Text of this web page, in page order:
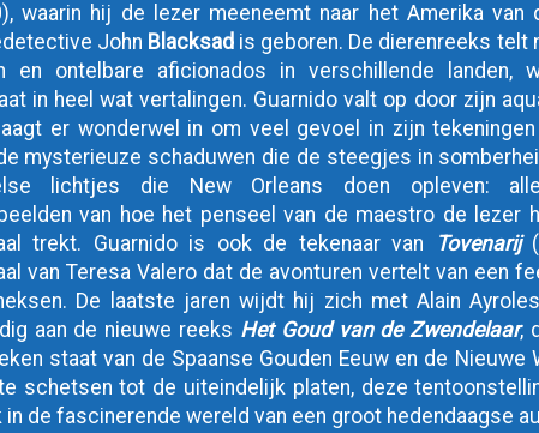
waarin hij de lezer meeneemt naar het Amerika van
John Blacksad is geboren. De dierenreeks telt
en ontelbare aficionados in verschillende landen,
in heel wat vertalingen. Guarnido valt op door zijn
er wonderwel in om veel gevoel in zijn
mysterieuze schaduwen die de steegjes in
lichtjes die New Orleans doen opleven:
van hoe het penseel van de maestro de lezer
trekt. Guarnido is ook de tekenaar van
Tovenarij
van Teresa Valero dat de avonturen vertelt van een
De laatste jaren wijdt hij zich met Alain
aan de nieuwe reeks Het Goud van de Zwendelaar,
staat van de Spaanse Gouden Eeuw en de Nieuwe
schetsen tot de uiteindelijk platen, deze
in de fascinerende wereld van een groot hedendaagse